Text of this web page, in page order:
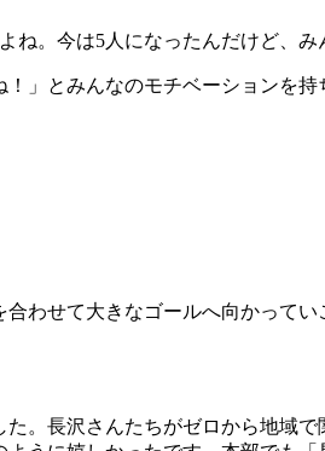
。今は5人になったんだけど、み
」とみんなのモチベーションを持
わせて大きなゴールへ向かって
。長沢さんたちがゼロから地域で